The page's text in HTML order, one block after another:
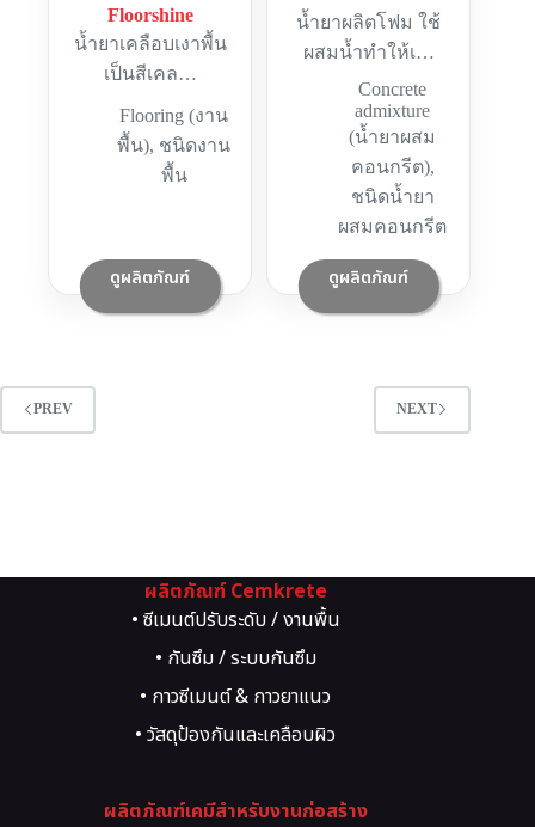
Floorshine
น้ำยาเคลือบเงาพื้น
เป็นสีเคล…
Flooring (งาน
พื้น), ชนิดงาน
พื้น
ดูผลิตภัณฑ์
น้ำยาผลิตโฟม ใช้
ผสมน้ำทำให้เ…
Concrete
admixture
(น้ำยาผสม
คอนกรีต),
ชนิดน้ำยา
ผสมคอนกรีต
ดูผลิตภัณฑ์
PREV NEXT
ผลิตภัณฑ์ Cemkrete
• ซีเมนต์ปรับระดับ / งานพื้น
• กันซึม / ระบบกันซึม
• กาวซีเมนต์ & กาวยาแนว
• วัสดุป้องกันและเคลือบผิว
• น้ำยาผสมคอนกรีต
ผลิตภัณฑ์เคมีสำหรับงานก่อสร้าง